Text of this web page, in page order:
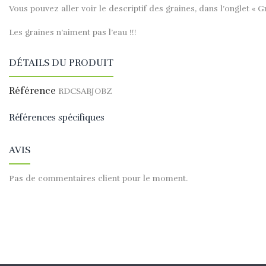
Vous pouvez aller voir le descriptif des graines, dans l’onglet «
Les graines n’aiment pas l’eau !!!
DÉTAILS DU PRODUIT
Référence RDCSABJOBZ
Références spécifiques
AVIS
Pas de commentaires client pour le moment.